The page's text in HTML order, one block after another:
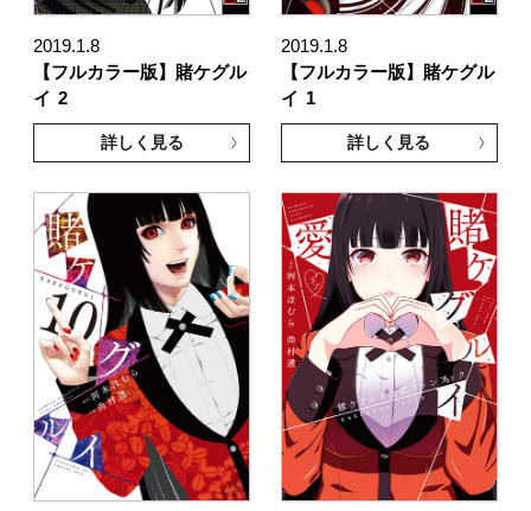
2019.1.8
【フルカラー版】賭ケグル
イ 2
詳しく見る
2019.1.8
【フルカラー版】賭ケグル
イ 1
詳しく見る